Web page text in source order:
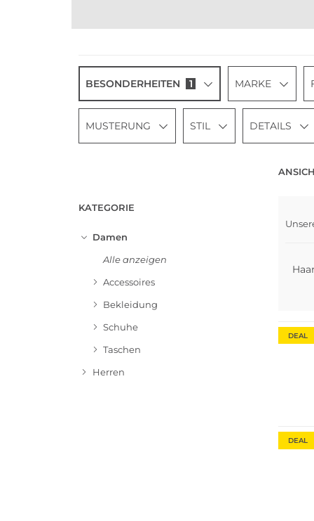
BESONDERHEITEN 1 MARKE
MUSTERUNG STIL DETAILS
KATEGORIE
Damen
Alle anzeigen
Accessoires
Bekleidung
Schuhe
Taschen
Herren
DEAL
DEAL